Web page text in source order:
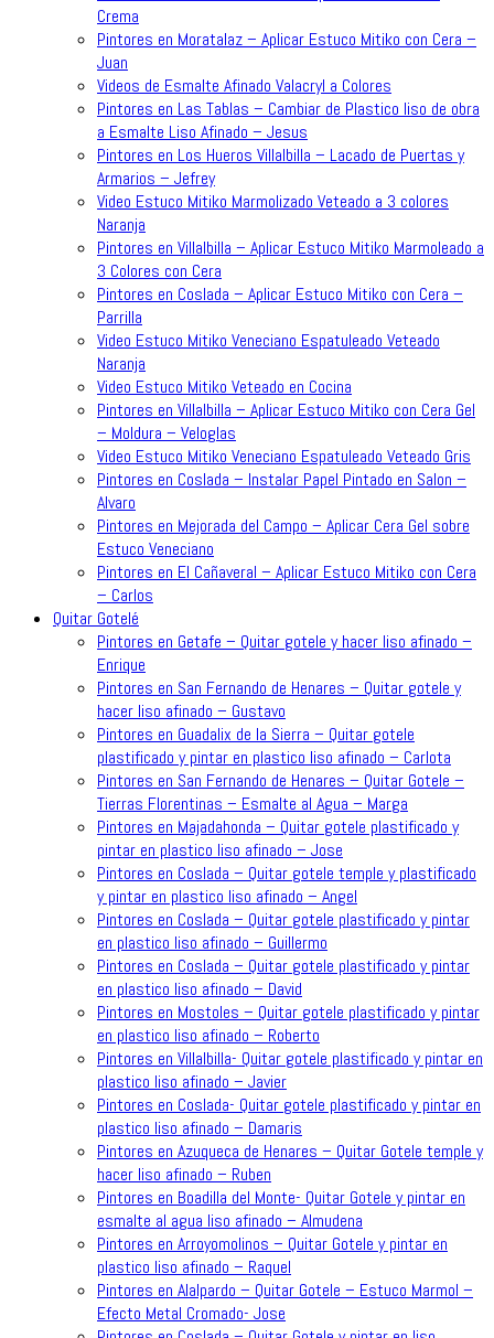
Crema
Pintores en Moratalaz – Aplicar Estuco Mitiko con Cera –
Juan
Videos de Esmalte Afinado Valacryl a Colores
Pintores en Las Tablas – Cambiar de Plastico liso de obra
a Esmalte Liso Afinado – Jesus
Pintores en Los Hueros Villalbilla – Lacado de Puertas y
Armarios – Jefrey
Video Estuco Mitiko Marmolizado Veteado a 3 colores
Naranja
Pintores en Villalbilla – Aplicar Estuco Mitiko Marmoleado a
3 Colores con Cera
Pintores en Coslada – Aplicar Estuco Mitiko con Cera –
Parrilla
Video Estuco Mitiko Veneciano Espatuleado Veteado
Naranja
Video Estuco Mitiko Veteado en Cocina
Pintores en Villalbilla – Aplicar Estuco Mitiko con Cera Gel
– Moldura – Veloglas
Video Estuco Mitiko Veneciano Espatuleado Veteado Gris
Pintores en Coslada – Instalar Papel Pintado en Salon –
Alvaro
Pintores en Mejorada del Campo – Aplicar Cera Gel sobre
Estuco Veneciano
Pintores en El Cañaveral – Aplicar Estuco Mitiko con Cera
– Carlos
Quitar Gotelé
Pintores en Getafe – Quitar gotele y hacer liso afinado –
Enrique
Pintores en San Fernando de Henares – Quitar gotele y
hacer liso afinado – Gustavo
Pintores en Guadalix de la Sierra – Quitar gotele
plastificado y pintar en plastico liso afinado – Carlota
Pintores en San Fernando de Henares – Quitar Gotele –
Tierras Florentinas – Esmalte al Agua – Marga
Pintores en Majadahonda – Quitar gotele plastificado y
pintar en plastico liso afinado – Jose
Pintores en Coslada – Quitar gotele temple y plastificado
y pintar en plastico liso afinado – Angel
Pintores en Coslada – Quitar gotele plastificado y pintar
en plastico liso afinado – Guillermo
Pintores en Coslada – Quitar gotele plastificado y pintar
en plastico liso afinado – David
Pintores en Mostoles – Quitar gotele plastificado y pintar
en plastico liso afinado – Roberto
Pintores en Villalbilla- Quitar gotele plastificado y pintar en
plastico liso afinado – Javier
Pintores en Coslada- Quitar gotele plastificado y pintar en
plastico liso afinado – Damaris
Pintores en Azuqueca de Henares – Quitar Gotele temple y
hacer liso afinado – Ruben
Pintores en Boadilla del Monte- Quitar Gotele y pintar en
esmalte al agua liso afinado – Almudena
Pintores en Arroyomolinos – Quitar Gotele y pintar en
plastico liso afinado – Raquel
Pintores en Alalpardo – Quitar Gotele – Estuco Marmol –
Efecto Metal Cromado- Jose